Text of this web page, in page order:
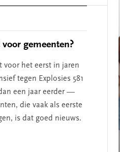
gemeenten?
voor het eerst in jaren
tegen Explosies 581
een jaar eerder —
die vaak als eerste
is dat goed nieuws.
integrale aanpak
jeugd beter